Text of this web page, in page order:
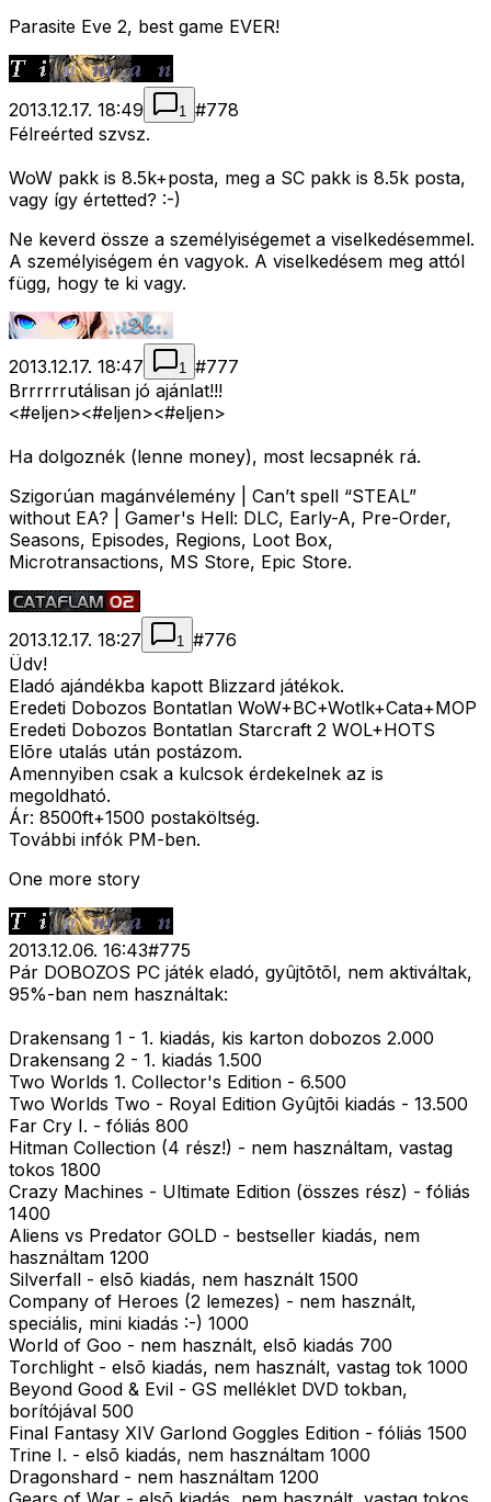
Parasite Eve 2, best game EVER!
2013.12.17. 18:49 1 #778
Félreérted szvsz.
WoW pakk is 8.5k+posta, meg a SC pakk is 8.5k posta,
vagy így értetted? :-)
Ne keverd össze a személyiségemet a viselkedésemmel.
A személyiségem én vagyok. A viselkedésem meg attól
függ, hogy te ki vagy.
2013.12.17. 18:47 1 #777
Brrrrrrutálisan jó ajánlat!!!
<#eljen><#eljen><#eljen>
Ha dolgoznék (lenne money), most lecsapnék rá.
Szigorúan magánvélemény | Can’t spell “STEAL”
without EA? | Gamer's Hell: DLC, Early-A, Pre-Order,
Seasons, Episodes, Regions, Loot Box,
Microtransactions, MS Store, Epic Store.
2013.12.17. 18:27 1 #776
Üdv!
Eladó ajándékba kapott Blizzard játékok.
Eredeti Dobozos Bontatlan WoW+BC+Wotlk+Cata+MOP
Eredeti Dobozos Bontatlan Starcraft 2 WOL+HOTS
Elõre utalás után postázom.
Amennyiben csak a kulcsok érdekelnek az is
megoldható.
Ár: 8500ft+1500 postaköltség.
További infók PM-ben.
One more story
2013.12.06. 16:43#775
Pár DOBOZOS PC játék eladó, gyûjtõtõl, nem aktiváltak,
95%-ban nem használtak:
Drakensang 1 - 1. kiadás, kis karton dobozos 2.000
Drakensang 2 - 1. kiadás 1.500
Two Worlds 1. Collector's Edition - 6.500
Two Worlds Two - Royal Edition Gyûjtõi kiadás - 13.500
Far Cry I. - fóliás 800
Hitman Collection (4 rész!) - nem használtam, vastag
tokos 1800
Crazy Machines - Ultimate Edition (összes rész) - fóliás
1400
Aliens vs Predator GOLD - bestseller kiadás, nem
használtam 1200
Silverfall - elsõ kiadás, nem használt 1500
Company of Heroes (2 lemezes) - nem használt,
speciális, mini kiadás :-) 1000
World of Goo - nem használt, elsõ kiadás 700
Torchlight - elsõ kiadás, nem használt, vastag tok 1000
Beyond Good & Evil - GS melléklet DVD tokban,
borítójával 500
Final Fantasy XIV Garlond Goggles Edition - fóliás 1500
Trine I. - elsõ kiadás, nem használtam 1000
Dragonshard - nem használtam 1200